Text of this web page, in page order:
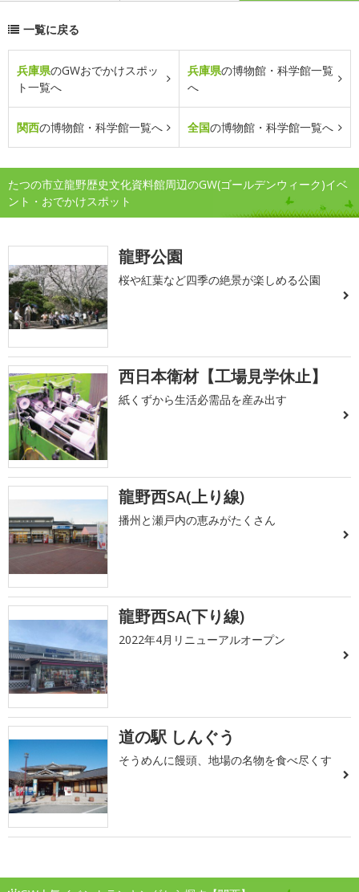
一覧に戻る
兵庫県のGWおでかけスポッ
ト一覧へ
兵庫県の博物館・科学館一覧
へ
関西の博物館・科学館一覧へ 全国の博物館・科学館一覧へ
たつの市立龍野歴史文化資料館周辺のGW(ゴールデンウィーク)イベ
ント・おでかけスポット
龍野公園
桜や紅葉など四季の絶景が楽しめる公園
西日本衛材【工場見学休止】
紙くずから生活必需品を産み出す
龍野西SA(上り線)
播州と瀬戸内の恵みがたくさん
龍野西SA(下り線)
2022年4月リニューアルオープン
道の駅 しんぐう
そうめんに饅頭、地場の名物を食べ尽くす